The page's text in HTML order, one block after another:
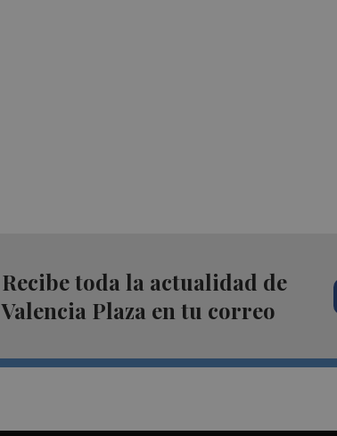
Recibe toda la actualidad de
Valencia Plaza en tu correo